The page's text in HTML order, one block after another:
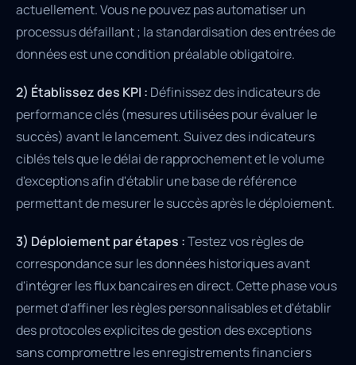
actuellement. Vous ne pouvez pas automatiser un
processus défaillant ; la standardisation des entrées de
données est une condition préalable obligatoire.
2) Établissez des KPI : Définissez des indicateurs de
performance clés (mesures utilisées pour évaluer le
succès) avant le lancement. Suivez des indicateurs
ciblés tels que le délai de rapprochement et le volume
d'exceptions afin d'établir une base de référence
permettant de mesurer le succès après le déploiement.
3) Déploiement par étapes :Testez vos règles de
correspondance sur les données historiques avant
d'intégrer les flux bancaires en direct. Cette phase vous
permet d'affiner les règles personnalisables et d'établir
des protocoles explicites de gestion des exceptions
sans compromettre les enregistrements financiers